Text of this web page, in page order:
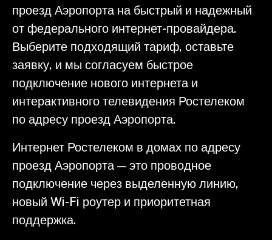
проезд Аэропорта на быстрый и надежный
от федерального интернет-провайдера.
Выберите подходящий тариф, оставьте
заявку, и мы согласуем быстрое
подключение нового интернета и
интерактивного телевидения Ростелеком
по адресу проезд Аэропорта.
Интернет Ростелеком в домах по адресу
проезд Аэропорта — это проводное
подключение через выделенную линию,
новый Wi-Fi роутер и приоритетная
поддержка.